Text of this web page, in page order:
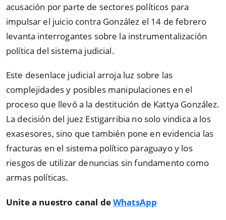
acusación por parte de sectores políticos para
impulsar el juicio contra González el 14 de febrero
levanta interrogantes sobre la instrumentalización
política del sistema judicial.
Este desenlace judicial arroja luz sobre las
complejidades y posibles manipulaciones en el
proceso que llevó a la destitución de Kattya González.
La decisión del juez Estigarribia no solo vindica a los
exasesores, sino que también pone en evidencia las
fracturas en el sistema político paraguayo y los
riesgos de utilizar denuncias sin fundamento como
armas políticas.
Unite a nuestro canal deWhatsApp